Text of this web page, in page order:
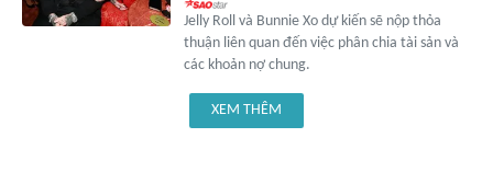
Jelly Roll và Bunnie Xo dự kiến sẽ nộp thỏa
thuận liên quan đến việc phân chia tài sản và
các khoản nợ chung.
XEM THÊM